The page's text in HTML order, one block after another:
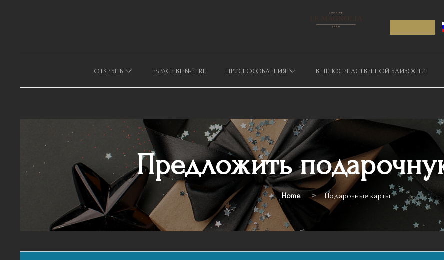
OТКРЫТЬ ESPACE BIEN-ÊTRE ПРИСПОСОБЛЕНИЯ В НЕПОСРЕДСТВЕННОЙ БЛИЗОСТИ
Предложить
Home Подарочные карты